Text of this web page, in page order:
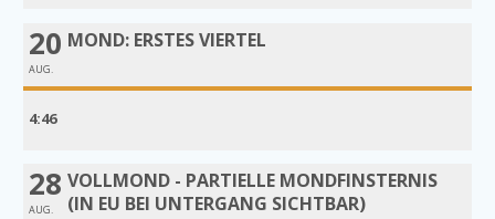
20
AUG.
MOND: ERSTES VIERTEL
4:46
28
AUG.
VOLLMOND - PARTIELLE MONDFINSTERNIS
(IN EU BEI UNTERGANG SICHTBAR)